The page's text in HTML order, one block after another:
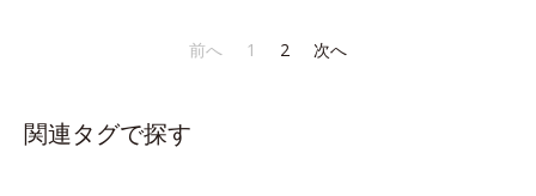
た。金属アレルギー防止＆抗菌コー
がパフに残る心配がありません。ま
前へ 1 2 次へ
関連タグで探す